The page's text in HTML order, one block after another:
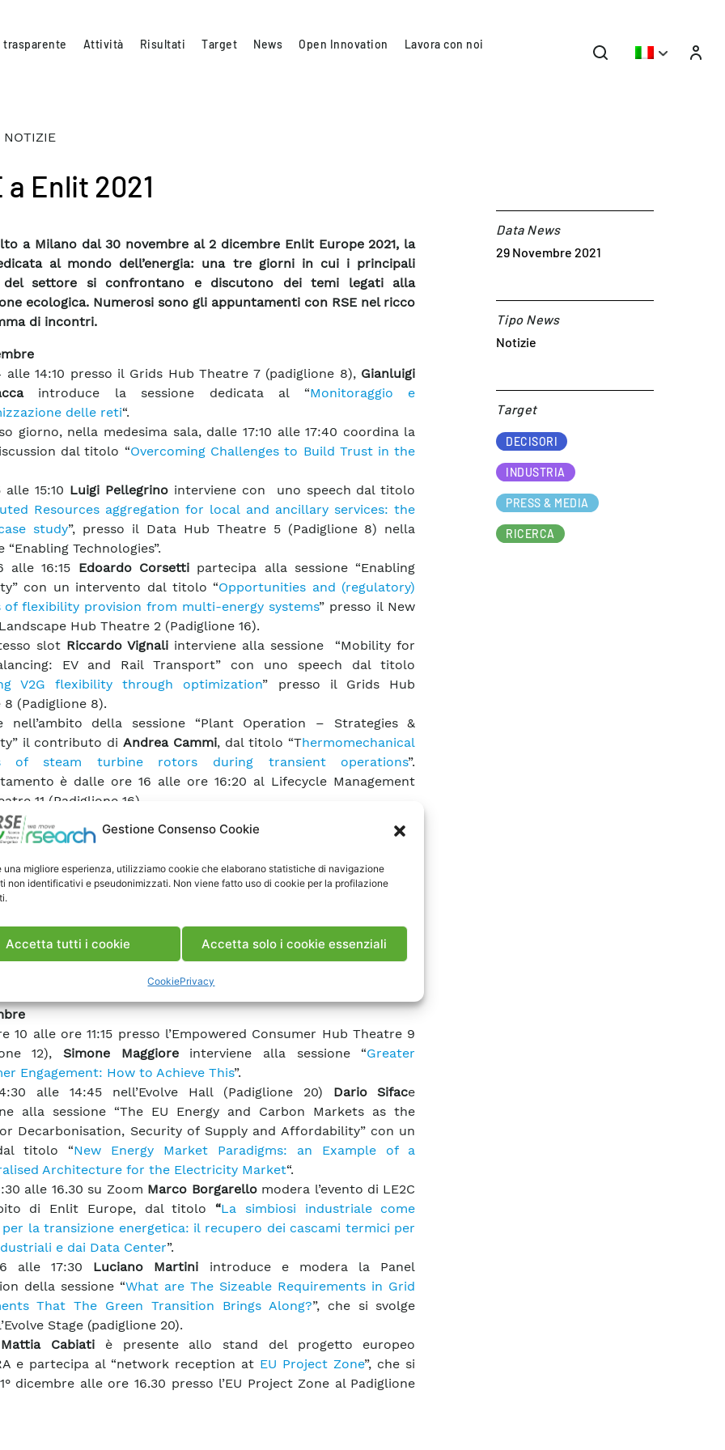
Gestione Consenso Cookie
una migliore esperienza, utilizziamo cookie che elaborano statistiche di navigazione
non identificativi e pseudonimizzati. Non viene fatto uso di cookie per la profilazione
Accetta tutti i cookie Accetta solo i cookie essenziali
CookiePrivacy
trasparente Attività Risultati Target News Open Innovation Lavora con noi
a Enlit 2021
a Milano dal 30 novembre al 2 dicembre Enlit Europe 2021, la
al mondo dell’energia: una tre giorni in cui i principali
del settore si confrontano e discutono dei temi legati alla
ecologica. Numerosi sono gli appuntamenti con RSE nel ricco
di incontri.
alle 14:10 presso il Grids Hub Theatre 7 (padiglione 8), Gianluigi
introduce la sessione dedicata al “Monitoraggio e
delle reti“.
giorno, nella medesima sala, dalle 17:10 alle 17:40 coordina la
dal titolo “Overcoming Challenges to Build Trust in the
alle 15:10 Luigi Pellegrino interviene con uno speech dal titolo
Resources aggregation for local and ancillary services: the
study”, presso il Data Hub Theatre 5 (Padiglione 8) nella
“Enabling Technologies”.
alle 16:15 Edoardo Corsetti partecipa alla sessione “Enabling
con un intervento dal titolo “Opportunities and (regulatory)
of flexibility provision from multi-energy systems” presso il New
Hub Theatre 2 (Padiglione 16).
slot Riccardo Vignaliinterviene alla sessione “Mobility for
EV and Rail Transport” con uno speech dal titolo
V2G flexibility through optimization” presso il Grids Hub
8 (Padiglione 8).
nell’ambito della sessione “Plant Operation – Strategies &
il contributo di Andrea Cammi, dal titolo “Thermomechanical
of steam turbine rotors during transient operations”.
è dalle ore 16 alle ore 16:20 al Lifecycle Management
11 (Padiglione 16).
alle 17:00
Edoardo
è nel panel dei relatori della
“Enabling Technologies
” che si tiene presso il Data Hub Theatre
alle 17:30
charging experience
” al Grids Hub Theatre 8 (Padiglione 8)
della sessione “
Mobility for Grid Balancing: EV and Rail
10 alle ore 11:15 presso l’Empowered Consumer Hub Theatre 9
12), Simone Maggiore interviene alla sessione “Greater
Engagement: How to Achieve This”.
alle 14:45 nell’Evolve Hall (Padiglione 20) Dario Siface
alla sessione “The EU Energy and Carbon Markets as the
Decarbonisation, Security of Supply and Affordability” con un
titolo “New Energy Market Paradigms: an Example of a
Architecture for the Electricity Market“.
alle 16.30 su Zoom Marco Borgarellomodera l’evento di LE2C
di Enlit Europe, dal titolo “La simbiosi industriale come
la transizione energetica: il recupero dei cascami termici per
e dai Data Center”.
alle 17:30 Luciano Martini introduce e modera la Panel
della sessione “What are The Sizeable Requirements in Grid
That The Green Transition Brings Along?”, che si svolge
Stage (padiglione 20).
Mattia Cabiati è presente allo stand del progetto europeo
e partecipa al “network reception at EU Project Zone”, che si
dicembre alle ore 16.30 presso l’EU Project Zone al Padiglione
Data News
29 Novembre 2021
Tipo News
Notizie
Target​
DECISORI
INDUSTRIA
PRESS & MEDIA
RICERCA